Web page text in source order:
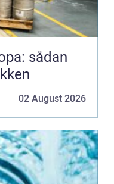
sådan
02 August 2026